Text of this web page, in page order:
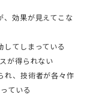
、効果が見えてこな
してしまっている
が得られない
れ、技術者が各々作
ている